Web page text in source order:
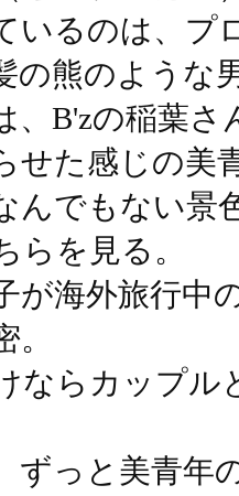
いるのは、プ
の熊のような
、B'zの稲葉
せた感じの美
んでもない景
らを見る。
が海外旅行中
ならカップル
っと美青年